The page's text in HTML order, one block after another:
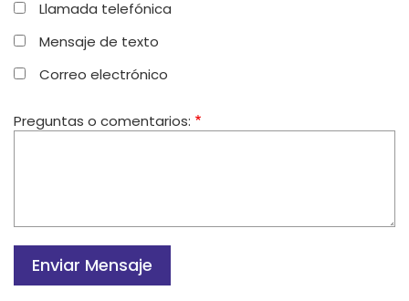
Llamada telefónica
Mensaje de texto
Correo electrónico
Preguntas o comentarios: